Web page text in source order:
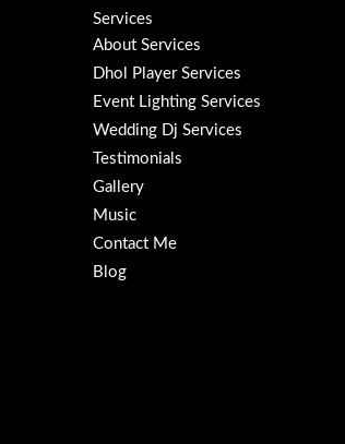
Services
About Services
Dhol Player Services
Event Lighting Services
Wedding Dj Services
Testimonials
Gallery
Music
Contact Me
Blog